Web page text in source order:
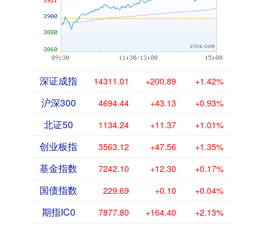
深证成指 14311.01 +200.89 +1.42%
沪深300 4694.44 +43.13 +0.93%
北证50 1134.24 +11.37 +1.01%
创业板指 3563.12 +47.56 +1.35%
基金指数 7242.10 +12.30 +0.17%
国债指数 229.69 +0.10 +0.04%
期指IC0 7877.80 +164.40 +2.13%